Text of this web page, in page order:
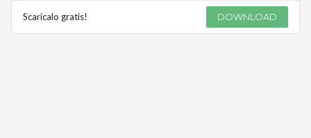
Scaricalo gratis! DOWNLOAD